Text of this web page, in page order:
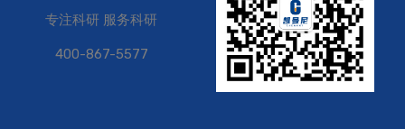
专注科研 服务科研
400-867-5577